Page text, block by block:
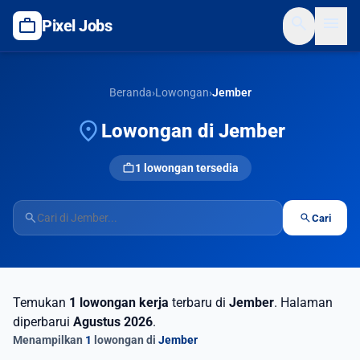
work Pixel Jobs
Beranda›Lowongan›Jember
location_on Lowongan di Jember
work1 lowongan tersedia
search searchCari
Temukan 1 lowongan kerja terbaru di Jember. Halaman
diperbarui Agustus 2026.
Menampilkan 1 lowongan di Jember